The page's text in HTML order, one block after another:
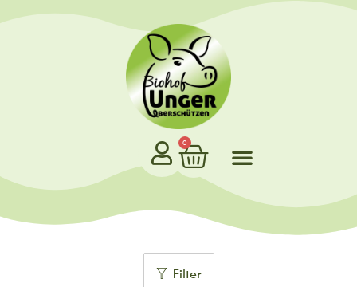
0
Filter